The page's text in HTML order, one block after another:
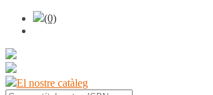
(0)
El nostre catàleg